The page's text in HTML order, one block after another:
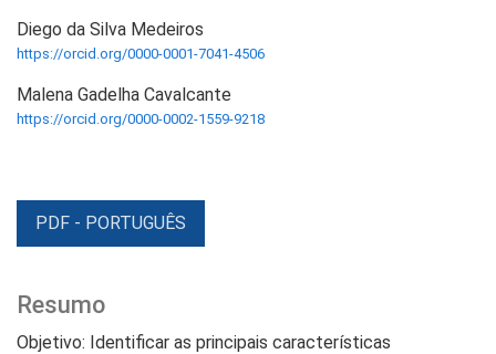
Diego da Silva Medeiros
https://orcid.org/0000-0001-7041-4506
Malena Gadelha Cavalcante
https://orcid.org/0000-0002-1559-9218
PDF - PORTUGUÊS
Resumo
Objetivo: Identificar as principais características